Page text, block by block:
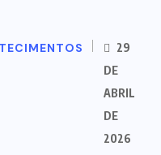
29
DE
ABRIL
DE
2026